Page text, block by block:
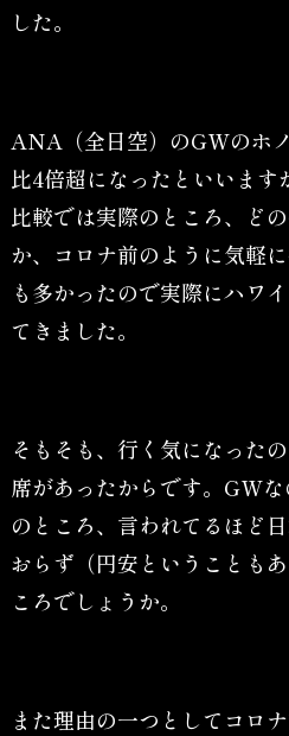
した。
ANA（全日空）のGWのホ
比4倍超になったといいます
比較では実際のところ、ど
か、コロナ前のように気軽
も多かったので実際にハワ
てきました。
そもそも、行く気になった
席があったからです。GW
のところ、言われてるほど
おらず（円安ということも
ころでしょうか。
また理由の一つとしてコロ